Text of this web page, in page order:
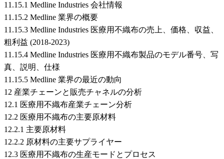
11.15.1 Medline Industries 会社情報
11.15.2 Medline 業界の概要
11.15.3 Medline Industries 医療用不織布の売上、価格、収益、
粗利益 (2018-2023)
11.15.4 Medline Industries 医療用不織布製品のモデル番号、写
真、説明、仕様
11.15.5 Medline 業界の最近の動向
12 産業チェーンと販売チャネルの分析
12.1 医療用不織布産業チェーン分析
12.2 医療用不織布の主要原材料
12.2.1 主要原材料
12.2.2 原材料の主要サプライヤー
12.3 医療用不織布の生産モードとプロセス